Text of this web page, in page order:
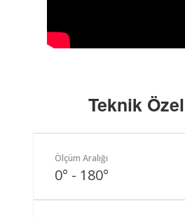
Teknik
Ölçüm Aralığı
0° - 180°